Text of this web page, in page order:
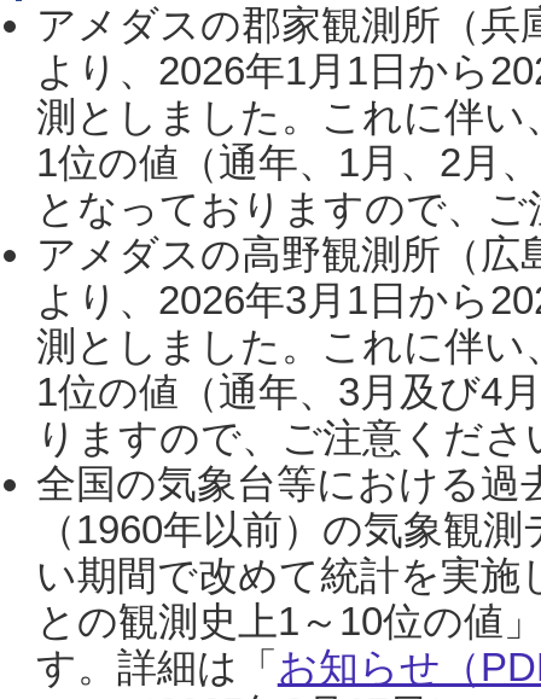
アメダスの郡家観測所（
より、2026年1月1日から
測としました。これに伴い
1位の値（通年、1月、2月
となっておりますので、
アメダスの高野観測所（
より、2026年3月1日から
測としました。これに伴い
1位の値（通年、3月及び4
りますので、ご注意くだ
全国の気象台等における過
（1960年以前）の気象観
い期間で改めて統計を実
との観測史上1～10位の値
す。詳細は「 お知らせ（